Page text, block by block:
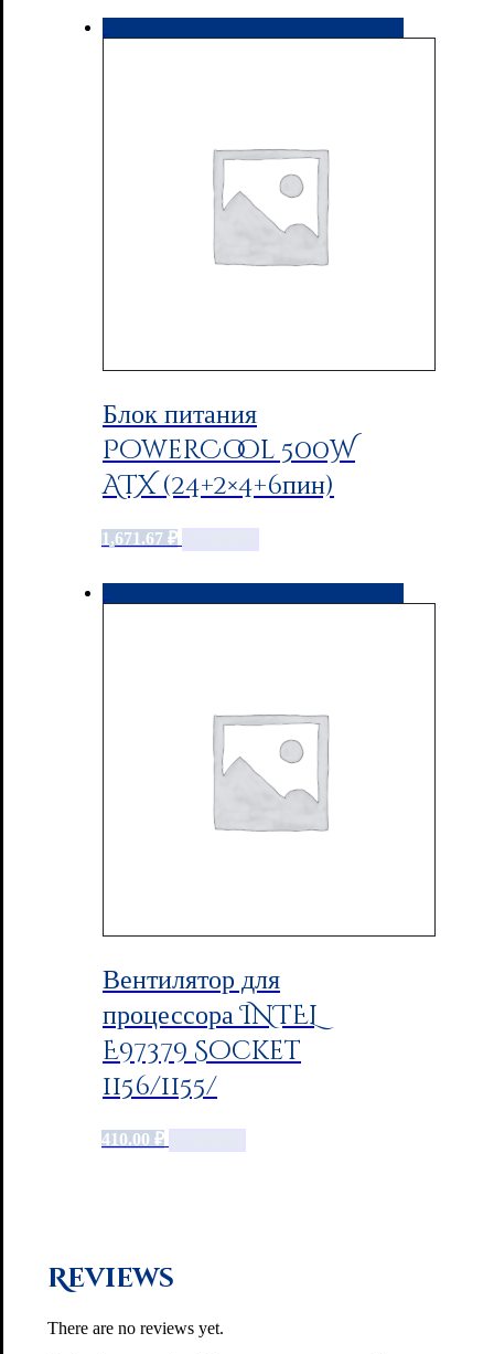
Блок питания
PowerCool 500W
ATX (24+2×4+6пин)
1,671.67 ₽
Вентилятор для
процессора INTEL
E97379 Socket
1156/1155/
410.00 ₽
Reviews
There are no reviews yet.